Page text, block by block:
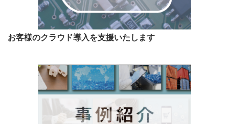
お客様のクラウド導入を支援いたします